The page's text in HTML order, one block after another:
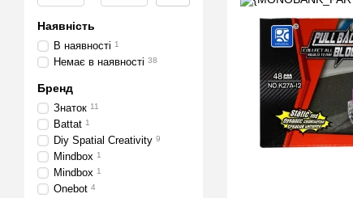
Наявність
В наявності 1
Немає в наявності 38
Бренд
Знаток 11
Battat 1
Diy Spatial Creativity 9
Mindbox 1
Mindbox 1
Onebot 4